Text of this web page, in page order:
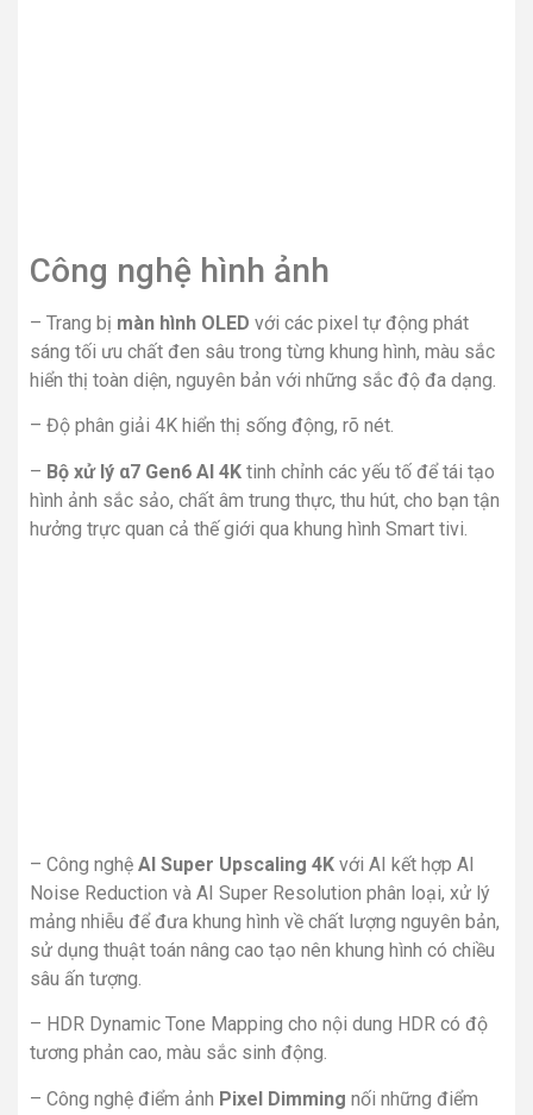
Công nghệ hình ảnh
– Trang bị màn hình OLED với các pixel tự động phát
sáng tối ưu chất đen sâu trong từng khung hình, màu sắc
hiển thị toàn diện, nguyên bản với những sắc độ đa dạng.
– Độ phân giải 4K hiển thị sống động, rõ nét.
– Bộ xử lý α7 Gen6 AI 4K tinh chỉnh các yếu tố để tái tạo
hình ảnh sắc sảo, chất âm trung thực, thu hút, cho bạn tận
hưởng trực quan cả thế giới qua khung hình Smart tivi.
– Công nghệ AI Super Upscaling 4K với AI kết hợp AI
Noise Reduction và AI Super Resolution phân loại, xử lý
mảng nhiễu để đưa khung hình về chất lượng nguyên bản,
sử dụng thuật toán nâng cao tạo nên khung hình có chiều
sâu ấn tượng.
– HDR Dynamic Tone Mapping cho nội dung HDR có độ
tương phản cao, màu sắc sinh động.
– Công nghệ điểm ảnh Pixel Dimming nối những điểm